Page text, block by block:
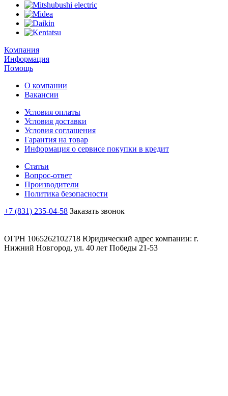
Компания
Информация
Помощь
О компании
Вакансии
Условия оплаты
Условия доставки
Условия соглашения
Гарантия на товар
Информация о сервисе покупки в кредит
Статьи
Вопрос-ответ
Производители
Политика безопасности
+7 (831) 235-04-58 Заказать звонок
ОГРН 1065262102718 Юридический адрес компании: г.
Нижний Новгород, ул. 40 лет Победы 21-53